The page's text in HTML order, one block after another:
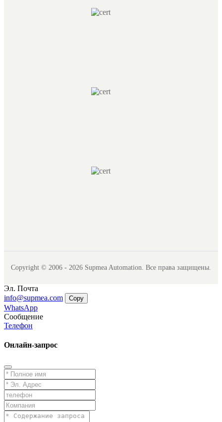
Copyright © 2006 - 2026 Supmea Automation. Все права защищены.
Эл. Почта
info@supmea.com
Copy
WhatsApp
Сообщение
Телефон
Онлайн-запрос